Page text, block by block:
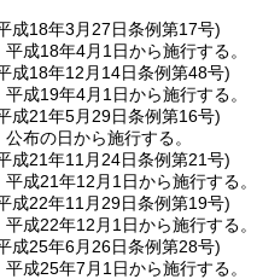
成18年3月27日条例第17号)
平成18年4月1日から施行する。
成18年12月14日条例第48号)
平成19年4月1日から施行する。
成21年5月29日条例第16号)
布の日から施行する。
成21年11月24日条例第21号)
平成21年12月1日から施行する。
成22年11月29日条例第19号)
平成22年12月1日から施行する。
成25年6月26日条例第28号)
平成25年7月1日から施行する。